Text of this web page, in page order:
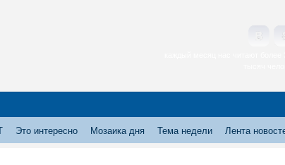
Это интересно Мозаика дня Тема недели Лента